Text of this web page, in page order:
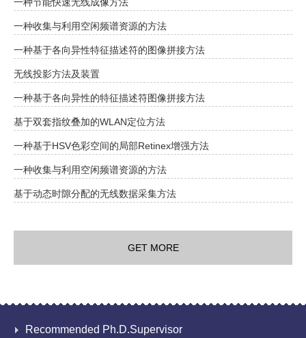
一种收集与利用空闲频谱资源的方法
一种基于各向异性特征描述符的图像拼接方法
无线投影方法及装置
一种基于各向异性的特征描述符图像拼接方法
基于双套指纹叠加的WLAN定位方法
一种基于HSV色彩空间的局部Retinex增强方法
一种收集与利用空闲频谱资源的方法
基于动态时隙分配的无线数据采集方法
GET MORE
Recommended Ph.D.Supervisor